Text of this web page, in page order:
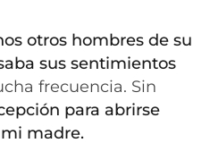
otros hombres de su
sus sentimientos
frecuencia. Sin
para abrirse
madre.